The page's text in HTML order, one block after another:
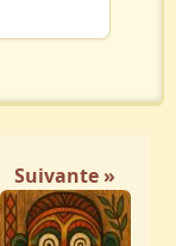
Suivante »